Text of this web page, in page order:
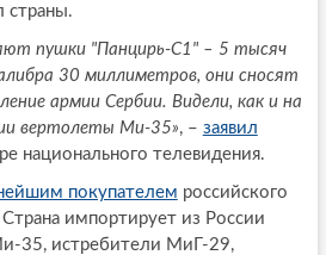
страны.
пушки "Панцирь-С1" – 5 тысяч
30 миллиметров, они сносят
армии Сербии. Видели, как и на
вертолеты Ми-35», – заявил
национального телевидения.
покупателем российского
импортирует из России
35, истребители МиГ-29,